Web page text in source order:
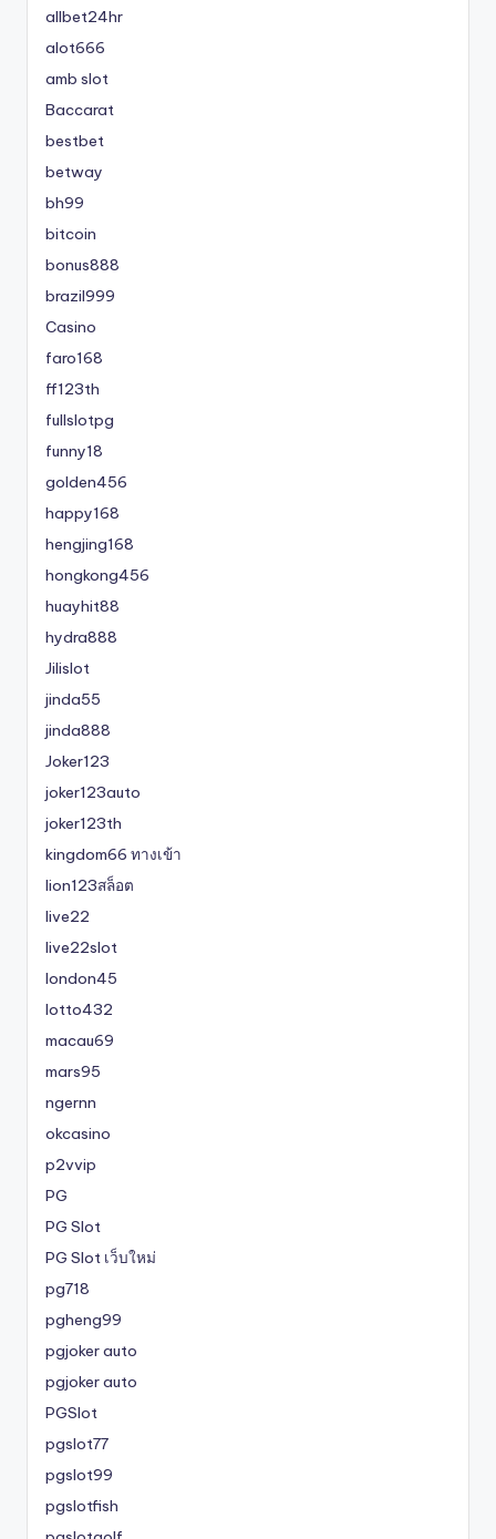
allbet24hr
alot666
amb slot
Baccarat
bestbet
betway
bh99
bitcoin
bonus888
brazil999
Casino
faro168
ff123th
fullslotpg
funny18
golden456
happy168
hengjing168
hongkong456
huayhit88
hydra888
Jilislot
jinda55
jinda888
Joker123
joker123auto
joker123th
kingdom66 ทางเข้า
lion123สล็อต
live22
live22slot
london45
lotto432
macau69
mars95
ngernn
okcasino
p2vvip
PG
PG Slot
PG Slot เว็บใหม่
pg718
pgheng99
pgjoker auto
pgjoker auto
PGSlot
pgslot77
pgslot99
pgslotfish